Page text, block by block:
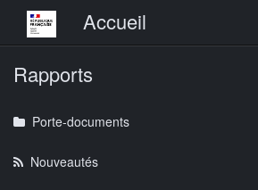
Menu principalAccueil
Rapports
Porte-documents
Nouveautés